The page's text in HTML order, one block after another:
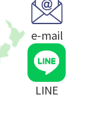
e-mail
LINE